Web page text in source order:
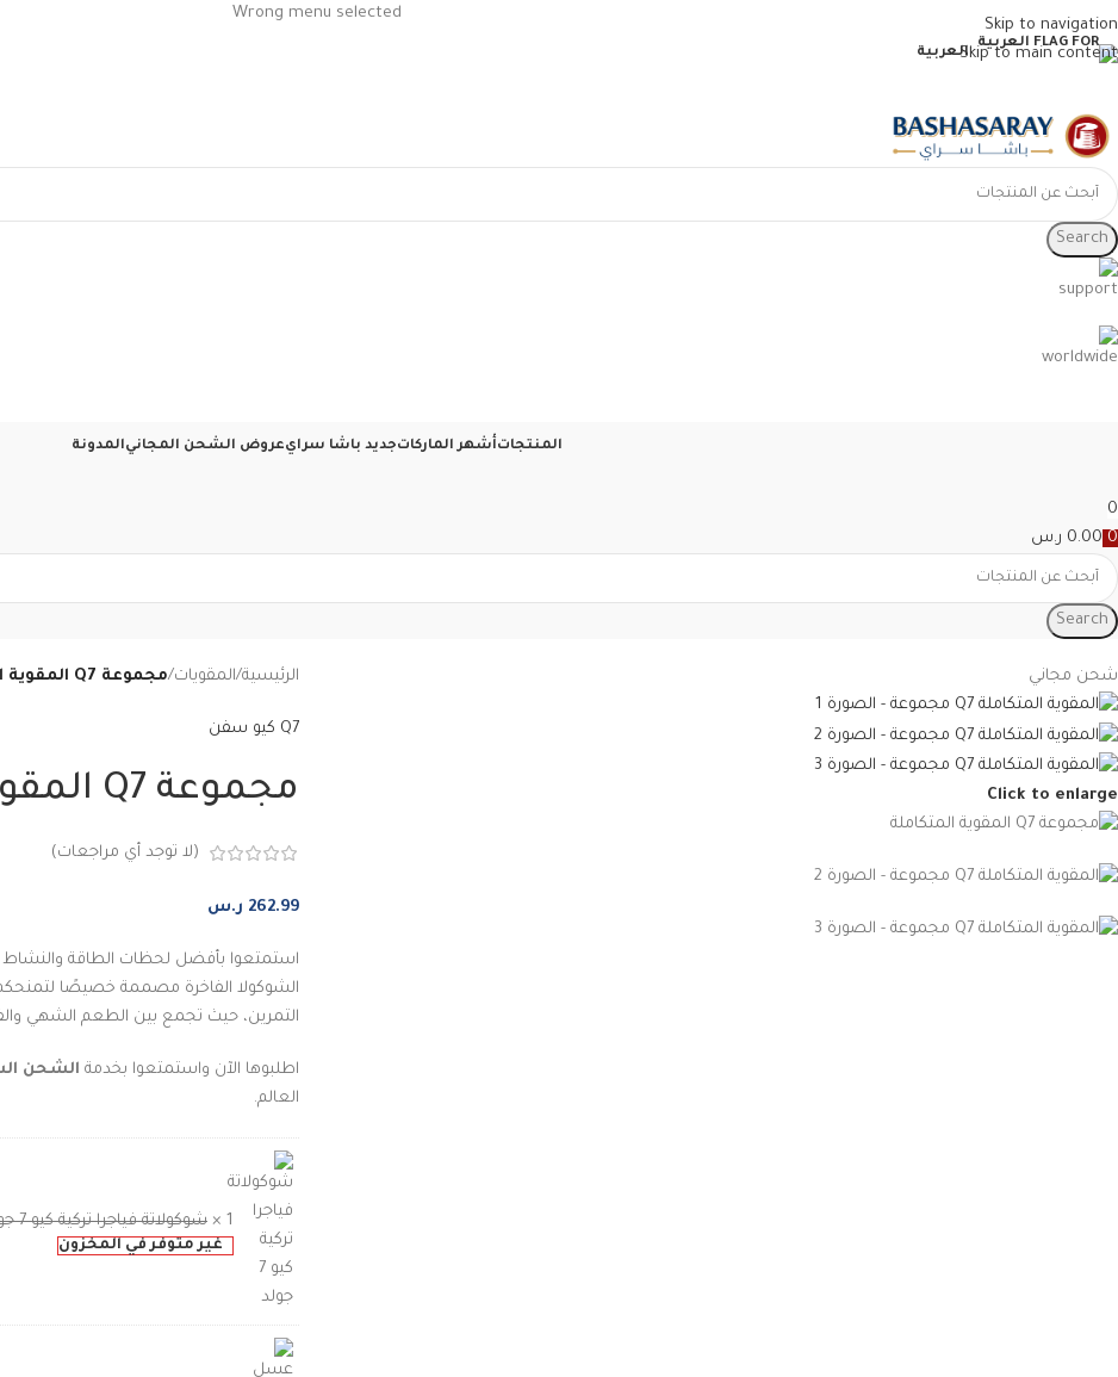
Skip to navigation
Skip to main content
Wrong menu selected
العربية
Search
المنتجاتأشهر الماركاتجديد باشا سرايعروض الشحن المجانيالمدونة
0
0
0.00 ر.س
Search
شحن مجاني
Click to enlarge
الرئيسية/المقويات/مجموعة Q7 المقوية المتكاملة
Q7 كيو سفن
مجموعة Q7 المقوية المتكاملة
(لا توجد أي مراجعات)
262.99 ر.س
استمتعوا بأفضل لحظات الطاقة
الشوكولا الفاخرة مصممة خصيصًا لتمنحكم
التمرين، حيث تجمع بين الطعم الشهي
اطلبوها الآن واستمتعوا بخدمة الشحن
العالم.
1 × شوكولاتة فياجرا تركية كيو 7 جولد - 500 غرام
غير متوفر في المخزون